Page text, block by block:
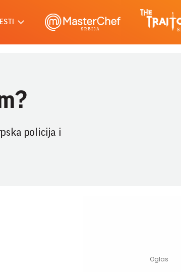
policija i